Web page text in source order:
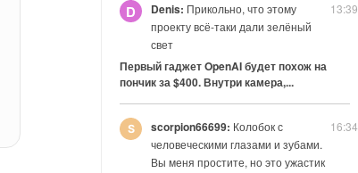
13:39
D Denis: Прикольно, что этому
проекту всё-таки дали зелёный
свет
Первый гаджет OpenAI будет похож на
пончик за $400. Внутри камера,...
16:34
scorpion66699: Колобок с
человеческими глазами и зубами.
Вы меня простите, но это ужастик